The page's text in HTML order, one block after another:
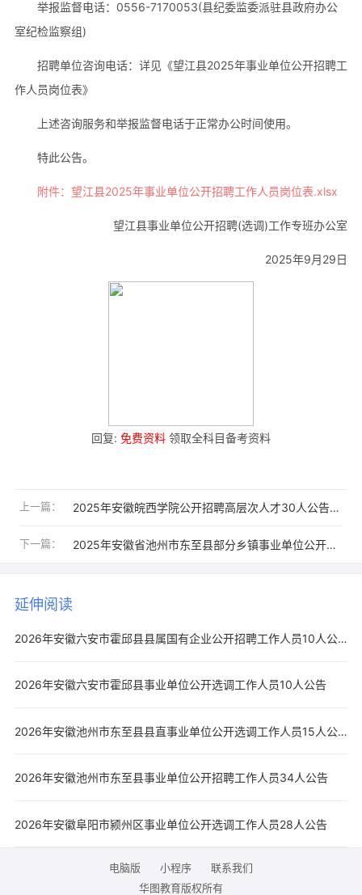
举报监督电话：0556-7170053(县纪委监委派驻县政府办公
室纪检监察组)
招聘单位咨询电话：详见《望江县2025年事业单位公开招聘工
作人员岗位表》
上述咨询服务和举报监督电话于正常办公时间使用。
特此公告。
附件：望江县2025年事业单位公开招聘工作人员岗位表.xlsx
望江县事业单位公开招聘(选调)工作专班办公室
2025年9月29日
回复: 免费资料 领取全科目备考资料
上一篇： 2025年安徽皖西学院公开招聘高层次人才30人公告（更新）
下一篇： 2025年安徽省池州市东至县部分乡镇事业单位公开招聘工作人员21人公告
延伸阅读
2026年安徽六安市霍邱县县属国有企业公开招聘工作人员10人公告
2026年安徽六安市霍邱县事业单位公开选调工作人员10人公告
2026年安徽池州市东至县县直事业单位公开选调工作人员15人公告
2026年安徽池州市东至县事业单位公开招聘工作人员34人公告
2026年安徽阜阳市颍州区事业单位公开选调工作人员28人公告
电脑版 小程序
联系我们
华图教育版权所有